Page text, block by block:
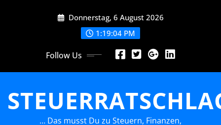
Donnerstag, 6 August 2026
1:19:06 PM
Follow Us
… Das musst Du zu Steuern, Finanzen,